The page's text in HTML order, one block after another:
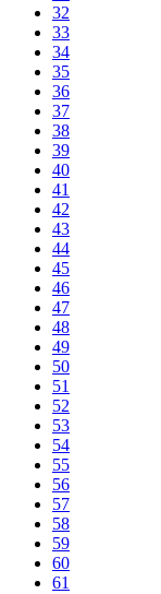
32
33
34
35
36
37
38
39
40
41
42
43
44
45
46
47
48
49
50
51
52
53
54
55
56
57
58
59
60
61